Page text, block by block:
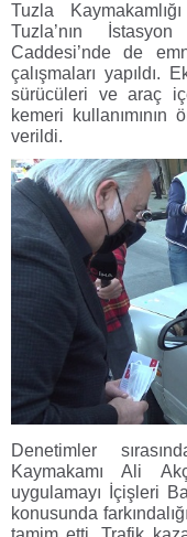
Tuzla
Tuzla’nın
Caddesi’nde de
çalışmaları yapıldı.
sürücüleri ve araç
kemeri
verildi.
Denetimler
Kaymakamı Ali
uygulamayı İçişleri
konusunda